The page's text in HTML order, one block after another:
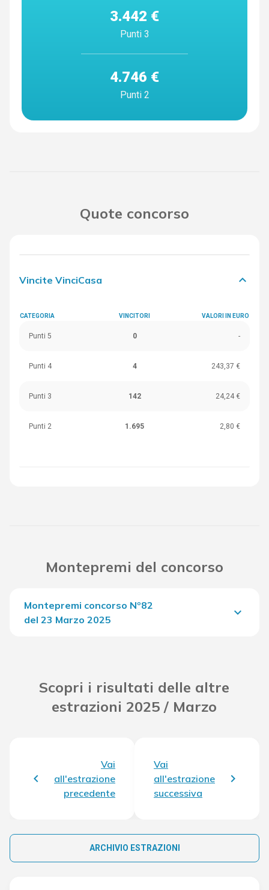
3.442 €
Punti 3
4.746 €
Punti 2
Quote concorso
Vincite VinciCasa keyboard_arrow_down
CATEGORIA VINCITORI VALORI IN EURO
Punti 5 0 -
Punti 4 4 243,37 €
Punti 3 142 24,24 €
Punti 2 1.695 2,80 €
Montepremi del concorso
Montepremi concorso Nº82
del 23 Marzo 2025
keyboard_arrow_down
Scopri i risultati delle altre
estrazioni 2025 / Marzo
Vai
all'estrazione
precedente
Vai
all'estrazione
successiva
ARCHIVIO ESTRAZIONI